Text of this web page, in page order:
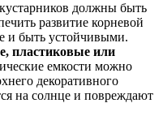
должны быть
развитие корневой
и быть устойчивыми.
пластиковые или
емкости можно
декоративного
на солнце и повреждают